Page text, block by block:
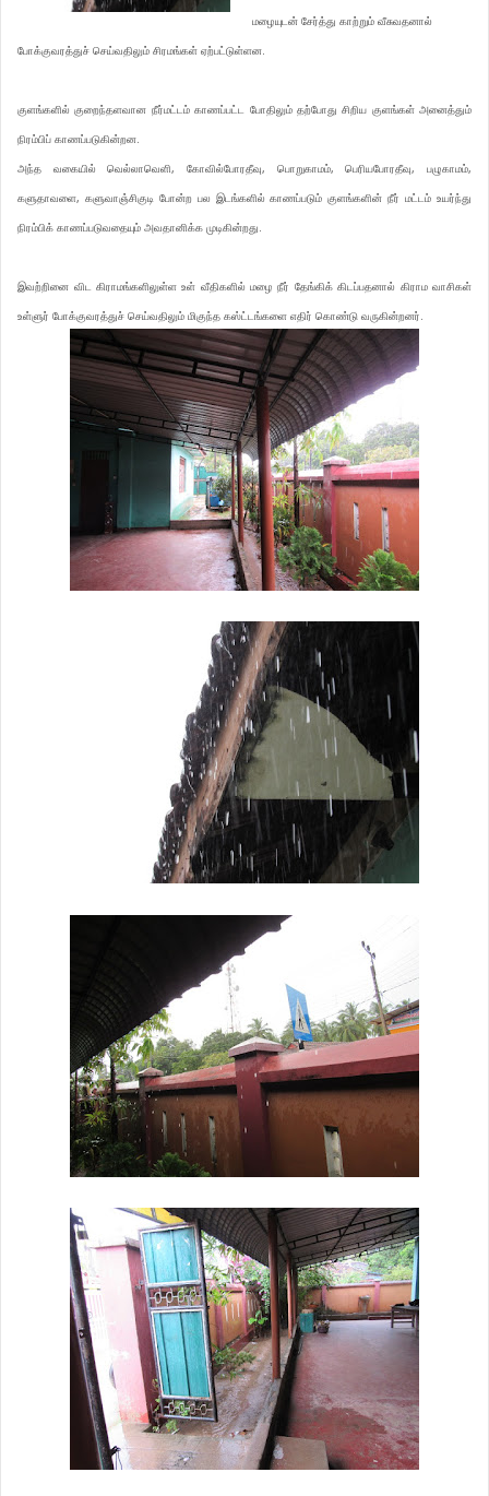
மழையுடன் சேர்த்து காற்றும் வீசுவதனால்
போக்குவரத்துச் செய்வதிலும் சிரமங்கள் ஏற்பட்டுள்ளன.
குளங்களில் குறைந்தளவான நீர்மட்டம் காணப்பட்ட போதிலும் தற்போது சிறிய குளங்கள் அனைத்தும்
நிரம்பிப் காணப்படுகின்றன.
அந்த வகையில் வெல்லாவெளி, கோவில்போரதீவு, பொறுகாமம், பெரியபோரதீவு, பழுகாமம்,
களுதாவளை, களுவாஞ்சிகுடி போன்ற பல இடங்களில் காணப்படும் குளங்களின் நீர் மட்டம் உயர்ந்து
நிரம்பிக் காணப்படுவதையும் அவதானிக்க முடிகின்றது.
இவற்றினை விட கிராமங்களிலுள்ள உள் வீதிகளில் மழை நீர் தேங்கிக் கிடப்பதனால் கிராம வாசிகள்
உள்ளுர் போக்குவரத்துச் செய்வதிலும் மிகுந்த கஸ்ட்டங்களை எதிர் கொண்டு வருகின்றனர்.